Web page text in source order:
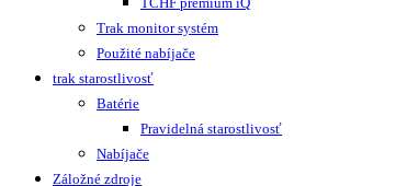
Trak monitor systém
Použité nabíjače
trak starostlivosť
Batérie
Pravidelná starostlivosť
Nabíjače
Záložné zdroje